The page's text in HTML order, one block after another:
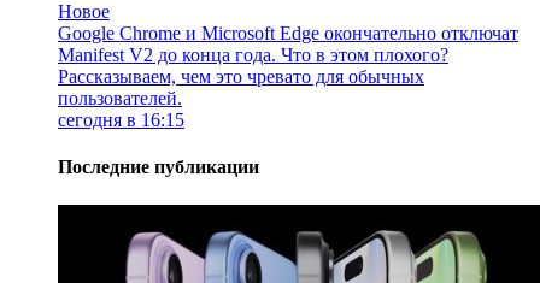
Новое
Google Chrome и Microsoft Edge окончательно отключат
Manifest V2 до конца года. Что в этом плохого?
Рассказываем, чем это чревато для обычных
пользователей.
сегодня в 16:15
Последние публикации